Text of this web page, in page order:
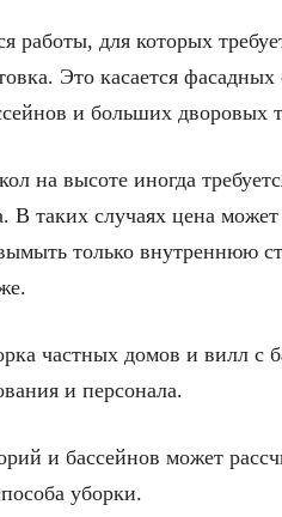
работы, для которых
Это касается
и больших дворовых
на высоте иногда
В таких случаях цена
только внутреннюю
частных домов и вилл с
и персонала.
и бассейнов может
уборки.